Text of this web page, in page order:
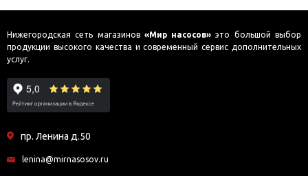
Нижегородская сеть магазинов «Мир насосов» это большой выбор
продукции высокого качества и современный сервис дополнительных
услуг.
пр. Ленина д.50
lenina@mirnasosov.ru